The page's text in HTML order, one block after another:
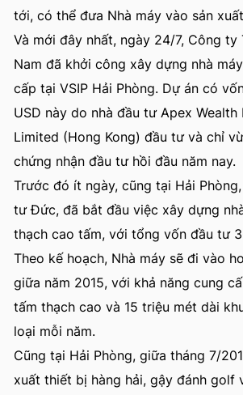
tới, có thể đưa Nhà máy vào sản
Và mới đây nhất, ngày 24/7, Công ty
Nam đã khởi công xây dựng nhà
cấp tại VSIP Hải Phòng. Dự án có
USD này do nhà đầu tư Apex Wealth
Limited (Hong Kong) đầu tư và chỉ
chứng nhận đầu tư hồi đầu năm nay.
Trước đó ít ngày, cũng tại Hải Phòng,
tư Đức, đã bắt đầu việc xây dựng
thạch cao tấm, với tổng vốn đầu tư
Theo kế hoạch, Nhà máy sẽ đi vào
giữa năm 2015, với khả năng cung
tấm thạch cao và 15 triệu mét dài
loại mỗi năm.
Cũng tại Hải Phòng, giữa tháng 7/
xuất thiết bị hàng hải, gậy đánh golf